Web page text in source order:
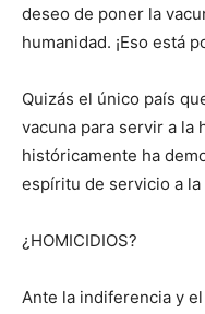
deseo de poner la
humanidad. ¡Eso está
Quizás el único país
vacuna para servir a la
históricamente ha
espíritu de servicio a la
¿HOMICIDIOS?
Ante la indiferencia y